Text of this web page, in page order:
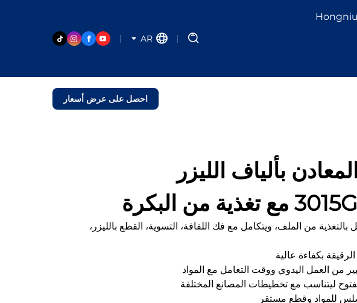
AR
احصل على عرض أسعار
بألياف الليزر
بالتغذية من الملف، ويتكامل مع فك اللفافة، التسوية، القطع بالليزر،
بكفاءة عالية
من العمل اليدوي ووقت التعامل مع المواد
ليتناسب مع تخطيطات المصانع المختلفة
للمواد وقطع مستقر